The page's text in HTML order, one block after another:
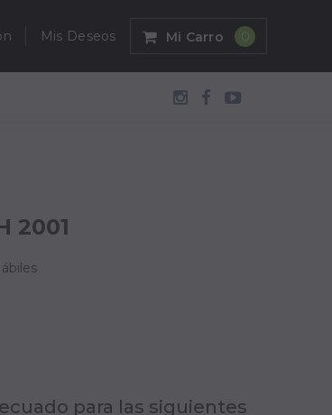
Mi Carro 0
Mis Deseos
2001
para las siguientes